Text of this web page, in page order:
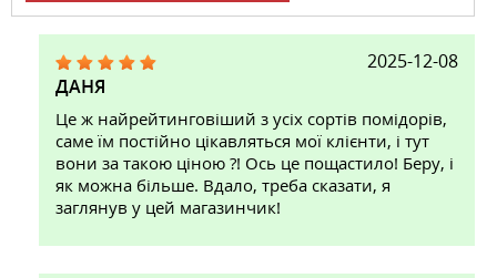
2025-12-08
ДАНЯ
Це ж найрейтинговіший з усіх сортів помідорів,
саме їм постійно цікавляться мої клієнти, і тут
вони за такою ціною ?! Ось це пощастило! Беру, і
як можна більше. Вдало, треба сказати, я
заглянув у цей магазинчик!